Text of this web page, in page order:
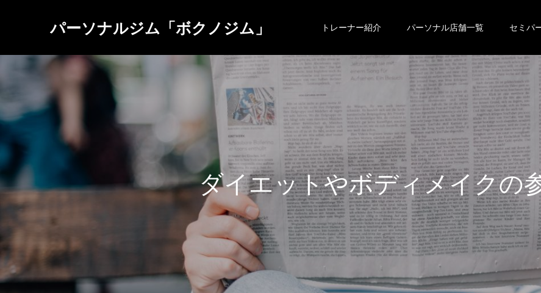
パーソナルジム「ボクノジム」 トレーナー紹介 パーソナル店舗一覧 セミパ
ダイエットやボディメイクの